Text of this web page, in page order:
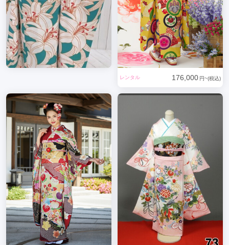
レンタル 176,000 円~(税込)